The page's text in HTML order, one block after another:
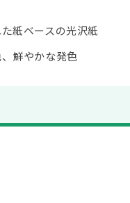
紙ベースの光沢紙
鮮やかな発色